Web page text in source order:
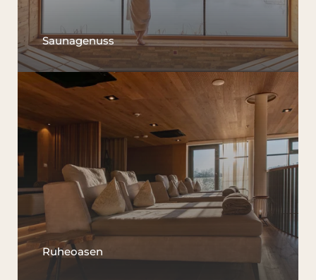
Das Wald Spa Resort
Zimmer & Preise
Wellness
Kulinarium
Pfalz & Elsass
Saunagenuss
Ruheoasen